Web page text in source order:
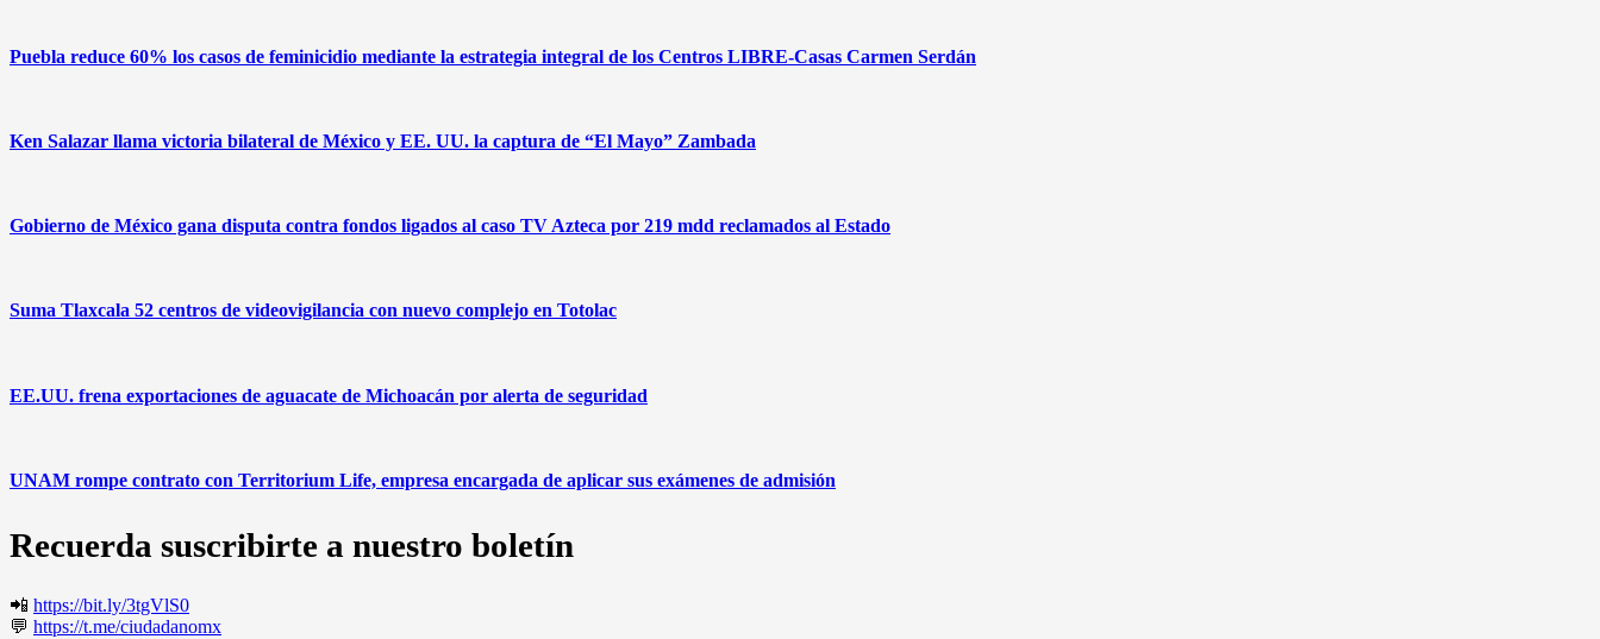
Puebla reduce 60% los casos de feminicidio mediante la estrategia integral de los Centros LIBRE-Casas Carmen Serdán
Ken Salazar llama victoria bilateral de México y EE. UU. la captura de “El Mayo” Zambada
Gobierno de México gana disputa contra fondos ligados al caso TV Azteca por 219 mdd reclamados al Estado
Suma Tlaxcala 52 centros de videovigilancia con nuevo complejo en Totolac
EE.UU. frena exportaciones de aguacate de Michoacán por alerta de seguridad
UNAM rompe contrato con Territorium Life, empresa encargada de aplicar sus exámenes de admisión
Recuerda suscribirte a nuestro boletín
📲 https://bit.ly/3tgVlS0
💬 https://t.me/ciudadanomx